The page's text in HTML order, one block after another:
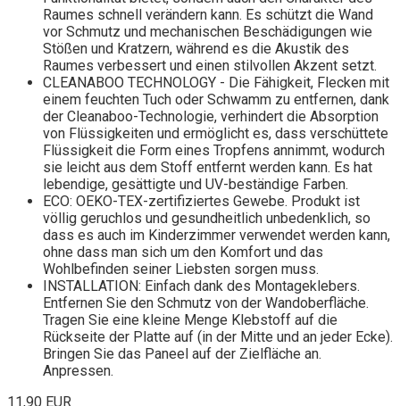
Raumes schnell verändern kann. Es schützt die Wand
vor Schmutz und mechanischen Beschädigungen wie
Stößen und Kratzern, während es die Akustik des
Raumes verbessert und einen stilvollen Akzent setzt.
CLEANABOO TECHNOLOGY - Die Fähigkeit, Flecken mit
einem feuchten Tuch oder Schwamm zu entfernen, dank
der Cleanaboo-Technologie, verhindert die Absorption
von Flüssigkeiten und ermöglicht es, dass verschüttete
Flüssigkeit die Form eines Tropfens annimmt, wodurch
sie leicht aus dem Stoff entfernt werden kann. Es hat
lebendige, gesättigte und UV-beständige Farben.
ECO: OEKO-TEX-zertifiziertes Gewebe. Produkt ist
völlig geruchlos und gesundheitlich unbedenklich, so
dass es auch im Kinderzimmer verwendet werden kann,
ohne dass man sich um den Komfort und das
Wohlbefinden seiner Liebsten sorgen muss.
INSTALLATION: Einfach dank des Montageklebers.
Entfernen Sie den Schmutz von der Wandoberfläche.
Tragen Sie eine kleine Menge Klebstoff auf die
Rückseite der Platte auf (in der Mitte und an jeder Ecke).
Bringen Sie das Paneel auf der Zielfläche an.
Anpressen.
11,90 EUR